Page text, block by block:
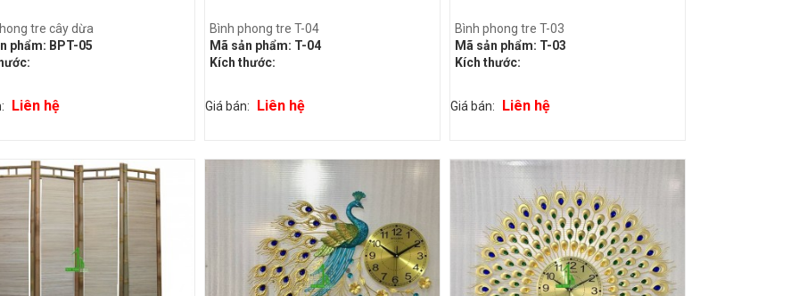
tre cây dừa
phẩm: BPT-05
Liên hệ
Bình phong tre T-04
Mã sản phẩm: T-04
Kích thước:
Giá bán: Liên hệ
Bình phong tre T-03
Mã sản phẩm: T-03
Kích thước:
Giá bán: Liên hệ